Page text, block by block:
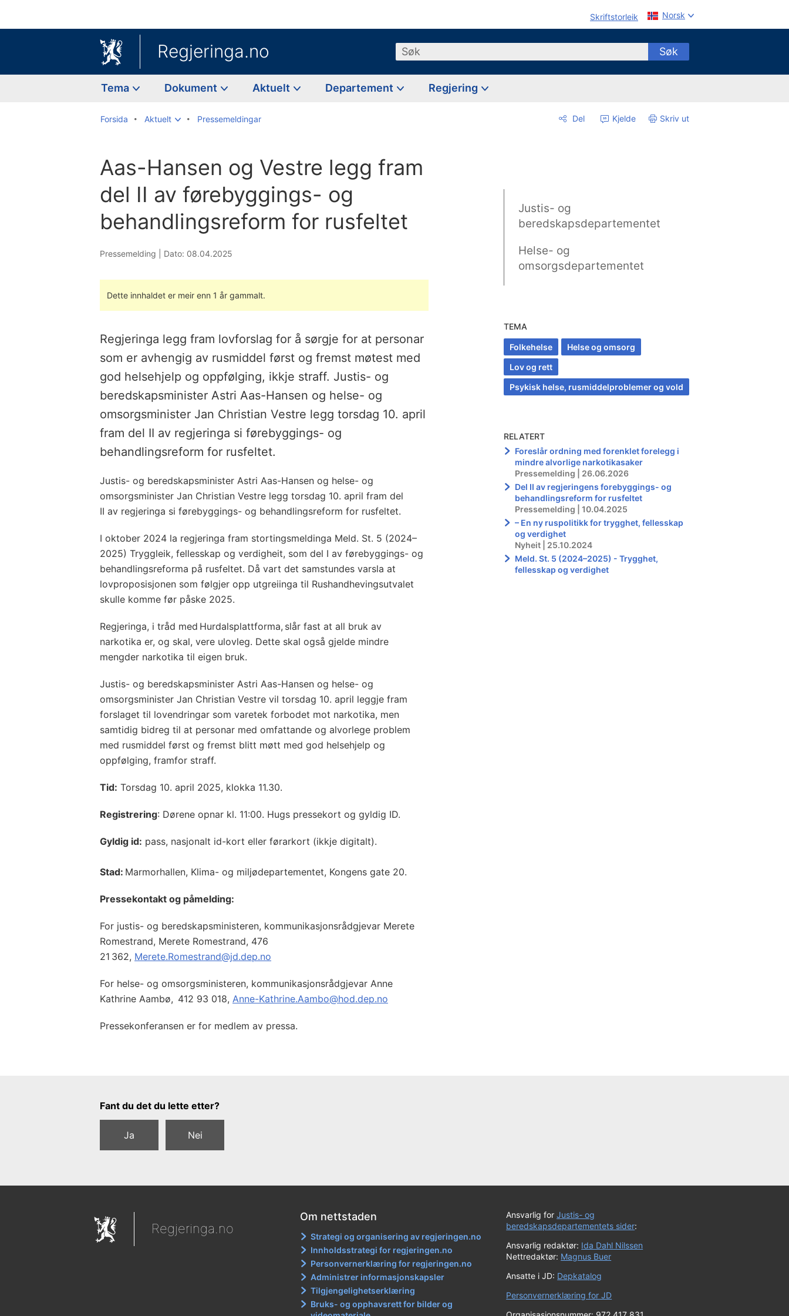
Skriftstorleik Norsk
Regjeringa.no Søk Søk
Tema Dokument Aktuelt Departement Regjering
Forsida Aktuelt Pressemeldingar Del Kjelde Skriv ut
Aas-Hansen og Vestre legg fram
del II av førebyggings- og
behandlingsreform for rusfeltet
Pressemelding | Dato: 08.04.2025
Dette innhaldet er meir enn 1 år gammalt.
Regjeringa legg fram lovforslag for å sørgje for at personar
som er avhengig av rusmiddel først og fremst møtest med
god helsehjelp og oppfølging, ikkje straff. Justis- og
beredskapsminister Astri Aas-Hansen og helse- og
omsorgsminister Jan Christian Vestre legg torsdag 10. april
fram del II av regjeringa si førebyggings- og
behandlingsreform for rusfeltet.
Justis- og beredskapsminister Astri Aas-Hansen og helse- og
omsorgsminister Jan Christian Vestre legg torsdag 10. april fram del
II av regjeringa si førebyggings- og behandlingsreform for rusfeltet.
I oktober 2024 la regjeringa fram stortingsmeldinga Meld. St. 5 (2024–
2025) Tryggleik, fellesskap og verdigheit, som del I av førebyggings- og
behandlingsreforma på rusfeltet. Då vart det samstundes varsla at
lovproposisjonen som følgjer opp utgreiinga til Rushandhevingsutvalet
skulle komme før påske 2025.
Regjeringa, i tråd med Hurdalsplattforma, slår fast at all bruk av
narkotika er, og skal, vere ulovleg. Dette skal også gjelde mindre
mengder narkotika til eigen bruk.
Justis- og beredskapsminister Astri Aas-Hansen og helse- og
omsorgsminister Jan Christian Vestre vil torsdag 10. april leggje fram
forslaget til lovendringar som varetek forbodet mot narkotika, men
samtidig bidreg til at personar med omfattande og alvorlege problem
med rusmiddel først og fremst blitt møtt med god helsehjelp og
oppfølging, framfor straff.
Tid: Torsdag 10. april 2025, klokka 11.30.
Registrering: Dørene opnar kl. 11:00. Hugs pressekort og gyldig ID.
Gyldig id: pass, nasjonalt id-kort eller førarkort (ikkje digitalt).
Stad: Marmorhallen, Klima- og miljødepartementet, Kongens gate 20.
Pressekontakt og påmelding:
For justis- og beredskapsministeren, kommunikasjonsrådgjevar Merete
Romestrand, Merete Romestrand, 476
21 362, Merete.Romestrand@jd.dep.no
For helse- og omsorgsministeren, kommunikasjonsrådgjevar Anne
Kathrine Aambø, 412 93 018, Anne-Kathrine.Aambo@hod.dep.no
Pressekonferansen er for medlem av pressa.
Justis- og
beredskapsdepartementet
Helse- og
omsorgsdepartementet
TEMA
Folkehelse
Helse og omsorg
Lov og rett
Psykisk helse, rusmiddelproblemer og vold
RELATERT
Foreslår ordning med forenklet forelegg i
mindre alvorlige narkotikasaker
Pressemelding | 26.06.2026
Del II av regjeringens forebyggings- og
behandlingsreform for rusfeltet
Pressemelding | 10.04.2025
– En ny ruspolitikk for trygghet, fellesskap
og verdighet
Nyheit | 25.10.2024
Meld. St. 5 (2024–2025) - Trygghet,
fellesskap og verdighet
Tilbakemeldingsskjema
Fant du det du lette etter?
Ja Nei
Regjeringa.no
Om nettstaden
Strategi og organisering av regjeringen.no
Innholdsstrategi for regjeringen.no
Personvernerklæring for regjeringen.no
Administrer informasjonskapsler
Tilgjengelighetserklæring
Bruks- og opphavsrett for bilder og
Ansvarlig forJustis- og
beredskapsdepartementets sider:
Ansvarlig redaktør: Ida Dahl Nilssen
Nettredaktør: Magnus Buer
Ansatte i JD: Depkatalog
Personvernerklæring for JD